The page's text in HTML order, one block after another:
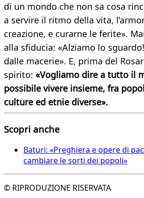
di un mondo che non sa cosa
a servire il ritmo della vita,
creazione, e curarne le ferite».
alla sfiducia: «Alziamo lo
dalle macerie». E, prima del
spirito: «Vogliamo dire a tutto il
possibile vivere insieme, fra
culture ed etnie diverse».
Scopri anche
Baturi: «Preghiera e opere di
cambiare le sorti dei popoli»
© RIPRODUZIONE RISERVATA